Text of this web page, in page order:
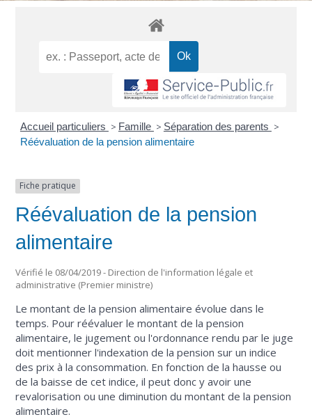
Accueil particuliers > Famille > Séparation des parents >
Réévaluation de la pension alimentaire
Fiche pratique
Réévaluation de la pension
alimentaire
Vérifié le 08/04/2019 - Direction de l'information légale et
administrative (Premier ministre)
Le montant de la pension alimentaire évolue dans le
temps. Pour réévaluer le montant de la pension
alimentaire, le jugement ou l'ordonnance rendu par le juge
doit mentionner l'indexation de la pension sur un indice
des prix à la consommation. En fonction de la hausse ou
de la baisse de cet indice, il peut donc y avoir une
revalorisation ou une diminution du montant de la pension
alimentaire.